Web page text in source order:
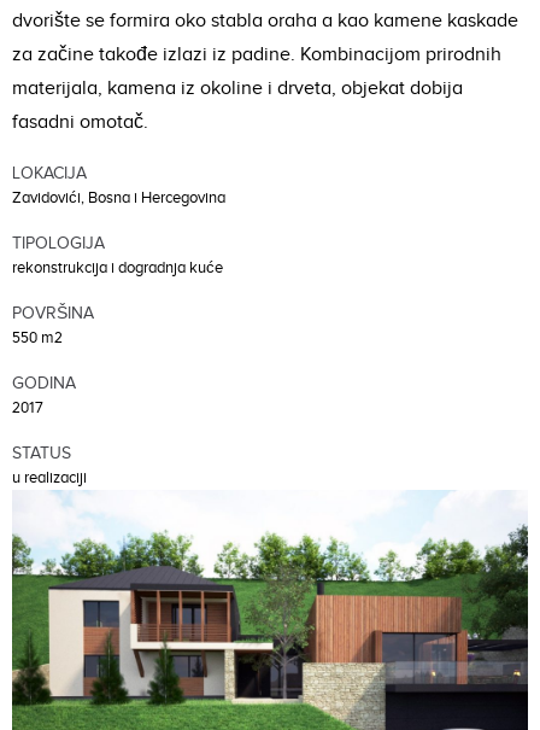
dvorište se formira oko stabla oraha a kao kamene kaskade
za začine takođe izlazi iz padine. Kombinacijom prirodnih
materijala, kamena iz okoline i drveta, objekat dobija
fasadni omotač.
LOKACIJA
Zavidovići, Bosna i Hercegovina
TIPOLOGIJA
rekonstrukcija i dogradnja kuće
POVRŠINA
550 m2
GODINA
2017
STATUS
u realizaciji